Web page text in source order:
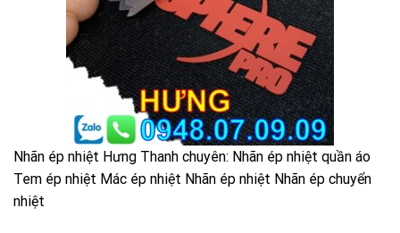
Nhãn ép nhiệt Hưng Thanh chuyên: Nhãn ép nhiệt quần áo
Tem ép nhiệt Mác ép nhiệt Nhãn ép nhiệt Nhãn ép chuyển
nhiệt